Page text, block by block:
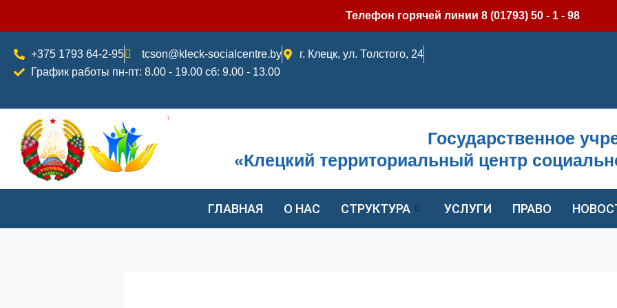
Телефон горячей линии 8 (01793) 50 - 1 - 98
+375 1793 64-2-95
tcson@kleck-socialcentre.by
г. Клецк, ул. Толстого, 24
График работы пн-пт: 8.00 - 19.00 сб: 9.00 - 13.00
Государственное
«Клецкий территориальный центр
ГЛАВНАЯ О НАС СТРУКТУРА УСЛУГИ ПРАВО